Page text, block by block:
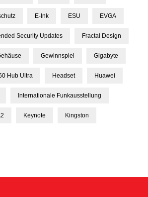
E-Ink ESU EVGA
Security Updates Fractal Design
Gewinnspiel Gigabyte
Hub Ultra Headset Huawei
Internationale Funkausstellung
Keynote Kingston